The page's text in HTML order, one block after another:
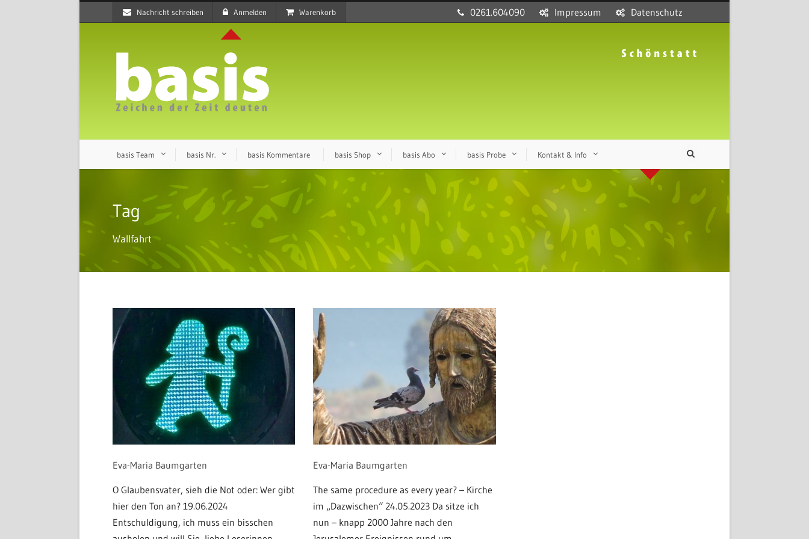
Nachricht schreiben Anmelden Warenkorb 0261.604090 Impressum Datenschutz
basis Team basis Nr. basis Kommentare basis Shop basis Abo basis Probe Kontakt & Info
Tag
Wallfahrt
Eva-Maria Baumgarten
O Glaubensvater, sieh die Not oder: Wer gibt
hier den Ton an? 19.06.2024
Entschuldigung, ich muss ein bisschen
Eva-Maria Baumgarten
The same procedure as every year? – Kirche
im „Dazwischen“ 24.05.2023 Da sitze ich
nun – knapp 2000 Jahre nach den